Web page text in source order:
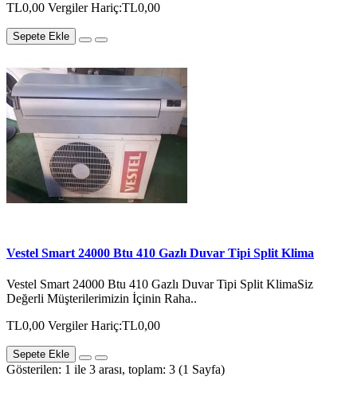
TL0,00 Vergiler Hariç:TL0,00
Sepete Ekle
Vestel Smart 24000 Btu 410 Gazlı Duvar Tipi Split Klima
Vestel Smart 24000 Btu 410 Gazlı Duvar Tipi Split KlimaSiz
Değerli Müşterilerimizin İçinin Raha..
TL0,00 Vergiler Hariç:TL0,00
Sepete Ekle
Gösterilen: 1 ile 3 arası, toplam: 3 (1 Sayfa)